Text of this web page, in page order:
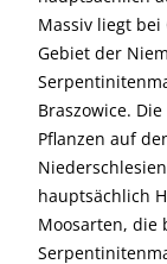
Massiv liegt bei
Gebiet der
Braszowice.
Pflanzen auf
hauptsächlich
Moosarten, die